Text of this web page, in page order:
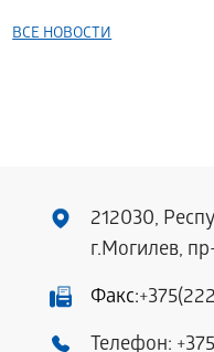
ВСЕ НОВОСТИ
212030,
г.Могилев,
Факс:
Телефон: